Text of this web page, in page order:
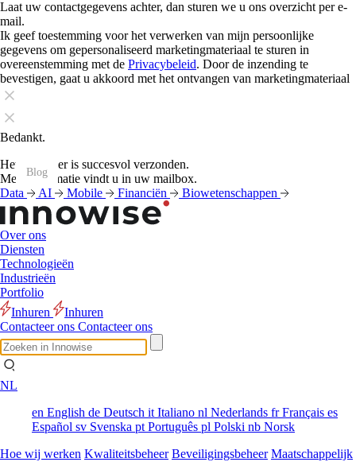
Laat uw contactgegevens achter, dan sturen we u ons overzicht per e-
mail.
Ik geef toestemming voor het verwerken van mijn persoonlijke
gegevens om gepersonaliseerd marketingmateriaal te sturen in
overeenstemming met de Privacybeleid. Door de inzending te
bevestigen, gaat u akkoord met het ontvangen van marketingmateriaal
Bedankt.
Het formulier is succesvol verzonden.
Meer informatie vindt u in uw mailbox.
Data
AI Mobile Financiën Biowetenschappen
Over ons
Diensten
Technologieën
Industrieën
Portfolio
Inhuren
Inhuren
Contacteer ons Contacteer ons
NL
en English de Deutsch it Italiano nl Nederlands frFrançais es
Español sv Svenska pt Português pl Polski nb Norsk
Hoe wij werken Kwaliteitsbeheer Beveiligingsbeheer Maatschappelijk
Blog
Blog
Blog
Blog
Blog
Blog
Blog
Blog
Blog
Blog
Blog
Blog